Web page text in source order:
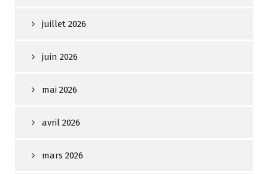
juillet 2026
juin 2026
mai 2026
avril 2026
mars 2026